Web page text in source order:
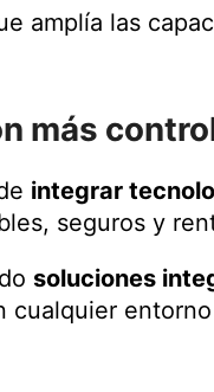
amplía las
más
integrar
seguros y
soluciones
cualquier